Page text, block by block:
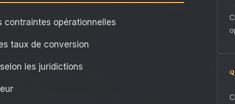
contraintes opérationnelles
taux de conversion
les juridictions